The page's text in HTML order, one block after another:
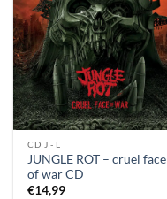
CD J - L
JUNGLE ROT – cruel face
of war CD
€14,99